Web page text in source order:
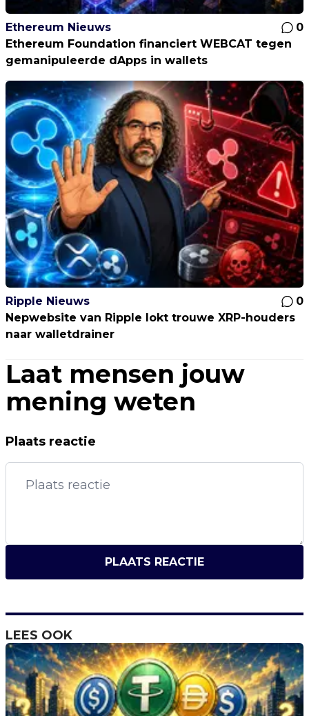
Ethereum Nieuws
0
Ethereum Foundation financiert WEBCAT tegen
gemanipuleerde dApps in wallets
Ripple Nieuws
0
Nepwebsite van Ripple lokt trouwe XRP-houders
naar walletdrainer
Laat mensen jouw
mening weten
Plaats reactie
PLAATS REACTIE
LEES OOK